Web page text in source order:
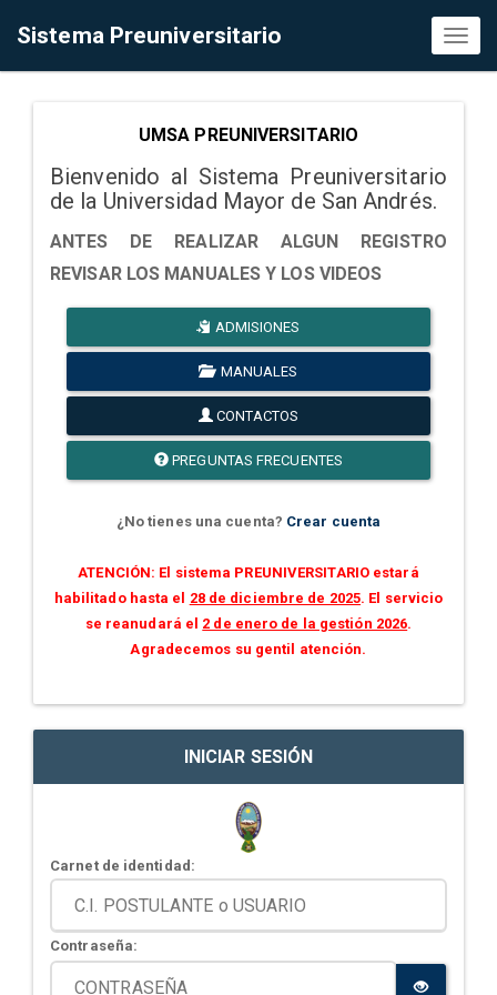
Sistema Preuniversitario
UMSA PREUNIVERSITARIO
Bienvenido al Sistema Preuniversitario
de la Universidad Mayor de San Andrés.
ANTES DE REALIZAR ALGUN REGISTRO
REVISAR LOS MANUALES Y LOS VIDEOS
ADMISIONES
MANUALES
CONTACTOS
PREGUNTAS FRECUENTES
¿No tienes una cuenta? Crear cuenta
ATENCIÓN: El sistema PREUNIVERSITARIO estará
habilitado hasta el 28 de diciembre de 2025. El servicio
se reanudará el 2 de enero de la gestión 2026.
Agradecemos su gentil atención.
INICIAR SESIÓN
Carnet de identidad:
Contraseña: